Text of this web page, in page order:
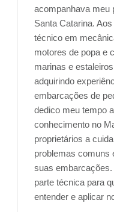
acompanhava meu
Santa Catarina.
técnico em
motores de popa e
marinas e
adquirindo
embarcações de
dedico meu tempo
conhecimento no
proprietários a
problemas comuns
suas
parte técnica para
entender e aplicar